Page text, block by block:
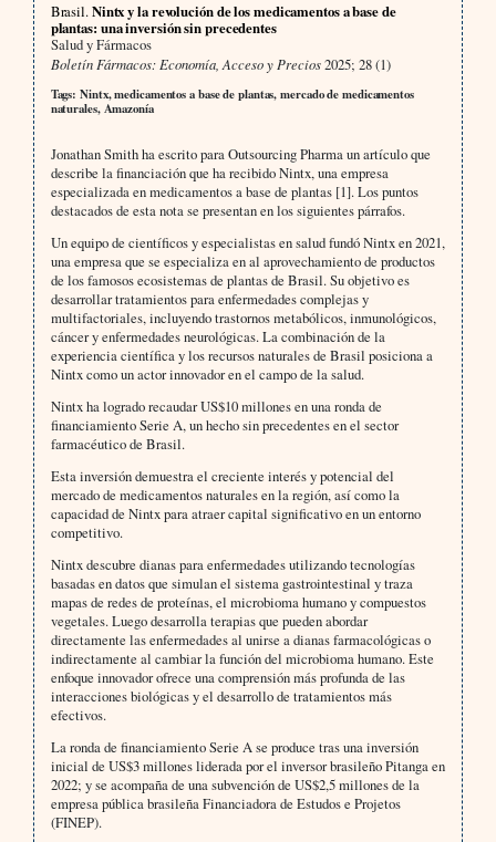
Brasil.Nintx y la revolución de los medicamentos a base de
plantas: una inversión sin precedentes
Salud y Fármacos
Boletín Fármacos: Economía, Acceso y Precios2025; 28 (1)
Tags: Nintx, medicamentos a base de plantas, mercado de medicamentos
naturales, Amazonía
Jonathan Smith ha escrito para Outsourcing Pharma un artículo que
describe la financiación que ha recibido Nintx, una empresa
especializada en medicamentos a base de plantas [1]. Los puntos
destacados de esta nota se presentan en los siguientes párrafos.
Un equipo de científicos y especialistas en salud fundó Nintx en 2021,
una empresa que se especializa en al aprovechamiento de productos
de los famosos ecosistemas de plantas de Brasil. Su objetivo es
desarrollar tratamientos para enfermedades complejas y
multifactoriales, incluyendo trastornos metabólicos, inmunológicos,
cáncer y enfermedades neurológicas. La combinación de la
experiencia científica y los recursos naturales de Brasil posiciona a
Nintx como un actor innovador en el campo de la salud.
Nintx ha logrado recaudar US$10 millones en una ronda de
financiamiento Serie A, un hecho sin precedentes en el sector
farmacéutico de Brasil.
Esta inversión demuestra el creciente interés y potencial del
mercado de medicamentos naturales en la región, así como la
capacidad de Nintx para atraer capital significativo en un entorno
competitivo.
Nintx descubre dianas para enfermedades utilizando tecnologías
basadas en datos que simulan el sistema gastrointestinal y traza
mapas de redes de proteínas, el microbioma humano y compuestos
vegetales. Luego desarrolla terapias que pueden abordar
directamente las enfermedades al unirse a dianas farmacológicas o
indirectamente al cambiar la función del microbioma humano. Este
enfoque innovador ofrece una comprensión más profunda de las
interacciones biológicas y el desarrollo de tratamientos más
efectivos.
La ronda de financiamiento Serie A se produce tras una inversión
inicial de US$3 millones liderada por el inversor brasileño Pitanga en
2022; y se acompaña de una subvención de US$2,5 millones de la
empresa pública brasileña Financiadora de Estudos e Projetos
(FINEP).